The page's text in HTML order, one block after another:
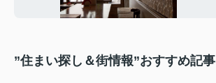
”住まい探し＆街情報”おすすめ記事